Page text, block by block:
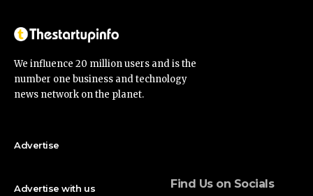
We influence 20 million users and is the
number one business and technology
news network on the planet.
Advertise
Advertise with us Find Us on Socials